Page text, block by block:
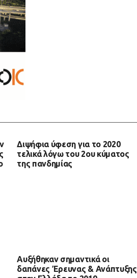
Διψήφια ύφεση για το 2020
τελικά λόγω του 2ου κύματος
της πανδημίας
Αυξήθηκαν σημαντικά οι
δαπάνες Έρευνας & Ανάπτυξης